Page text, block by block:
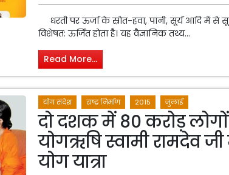
धरती पर ऊर्जा के स्रोत-हवा, पानी, सूर्य आदि में से
विशेषत: ऊर्जित होता है। यह वैज्ञानिक तथ्य...
Read More...
योग संदेश राष्ट्र निर्माण 2015 जुलाई
दो दशक में 80 करोड़
योगऋषि स्वामी रामदेव
योग यात्रा